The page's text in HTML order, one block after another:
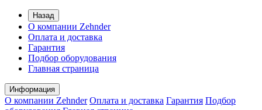
Назад
О компании Zehnder
Оплата и доставка
Гарантия
Подбор оборудования
Главная страница
Информация
О компании Zehnder Оплата и доставка Гарантия Подбор